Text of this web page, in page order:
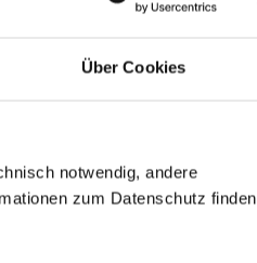
Über Cookies
notwendig, andere
zum Datenschutz finden